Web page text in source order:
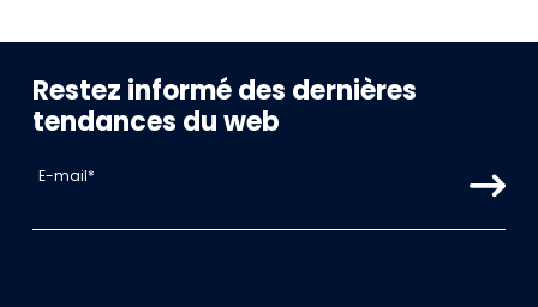
Restez informé des dernières
tendances du web